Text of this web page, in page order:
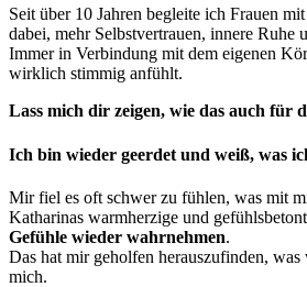
Seit über 10 Jahren begleite ich Frauen
dabei, mehr Selbstvertrauen, innere Ruhe
Immer in Verbindung mit dem eigenen
wirklich stimmig anfühlt.
Lass mich dir zeigen, wie das auch für
Ich bin wieder geerdet und weiß, was
Mir fiel es oft schwer zu fühlen, was mit
Katharinas warmherzige und
Gefühle wieder wahrnehmen.
Das hat mir geholfen herauszufinden,
mich.